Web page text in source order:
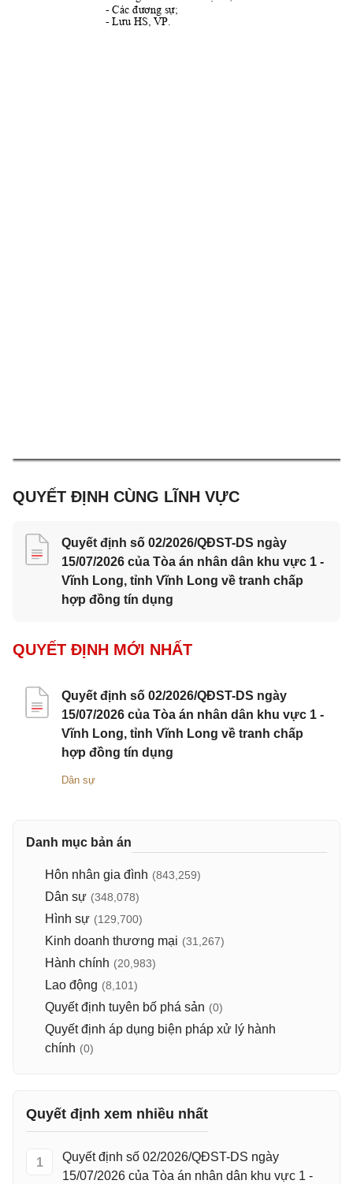
- Các đương sự;
- Lưu HS, VP.
QUYẾT ĐỊNH CÙNG LĨNH VỰC
Quyết định số 02/2026/QĐST-DS ngày
15/07/2026 của Tòa án nhân dân khu vực 1 -
Vĩnh Long, tỉnh Vĩnh Long về tranh chấp
hợp đồng tín dụng
QUYẾT ĐỊNH MỚI NHẤT
Quyết định số 02/2026/QĐST-DS ngày
15/07/2026 của Tòa án nhân dân khu vực 1 -
Vĩnh Long, tỉnh Vĩnh Long về tranh chấp
hợp đồng tín dụng
Dân sự
Danh mục bản án
Hôn nhân gia đình (843,259)
Dân sự (348,078)
Hình sự (129,700)
Kinh doanh thương mại (31,267)
Hành chính (20,983)
Lao động (8,101)
Quyết định tuyên bố phá sản (0)
Quyết định áp dụng biện pháp xử lý hành
chính (0)
Quyết định xem nhiều nhất
1
Quyết định số 02/2026/QĐST-DS ngày
15/07/2026 của Tòa án nhân dân khu vực 1 -